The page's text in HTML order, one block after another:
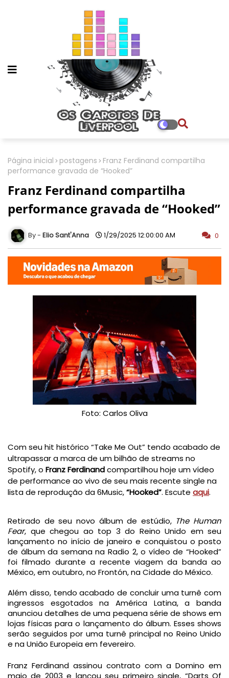
Página inicial postagens
Franz Ferdinand compartilha
performance gravada de “Hooked”
Franz Ferdinand compartilha
performance gravada de “Hooked”
Elio Sant'Anna 1/29/2025 12:00:00 AM 0
Foto: Carlos Oliva
Com seu hit histórico “Take Me Out” tendo acabado de
ultrapassar a marca de um bilhão de streams no
Spotify, o Franz Ferdinandcompartilhou hoje um vídeo
de performance ao vivo de seu mais recente single na
lista de reprodução da 6Music,“Hooked”. Escute aqui.
Retirado de seu novo álbum de estúdio, The Human
Fear, que chegou ao top 3 do Reino Unido em seu
lançamento no início de janeiro e conquistou o posto
de álbum da semana na Radio 2, o vídeo de “Hooked”
foi filmado durante a recente viagem da banda ao
México, em outubro, no Frontón, na Cidade do México.
Além disso, tendo acabado de concluir uma turnê com
ingressos esgotados na América Latina, a banda
anunciou detalhes de uma pequena série de shows em
lojas físicas para o lançamento do álbum. Esses shows
serão seguidos por uma turnê principal no Reino Unido
e na União Europeia em fevereiro.
Franz Ferdinand assinou contrato com a Domino em